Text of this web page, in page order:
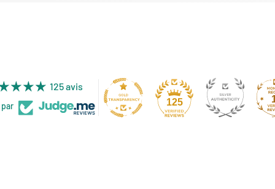
125 avis
125